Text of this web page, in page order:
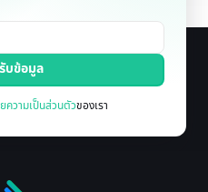
ความเป็นส่วนตัวของเรา